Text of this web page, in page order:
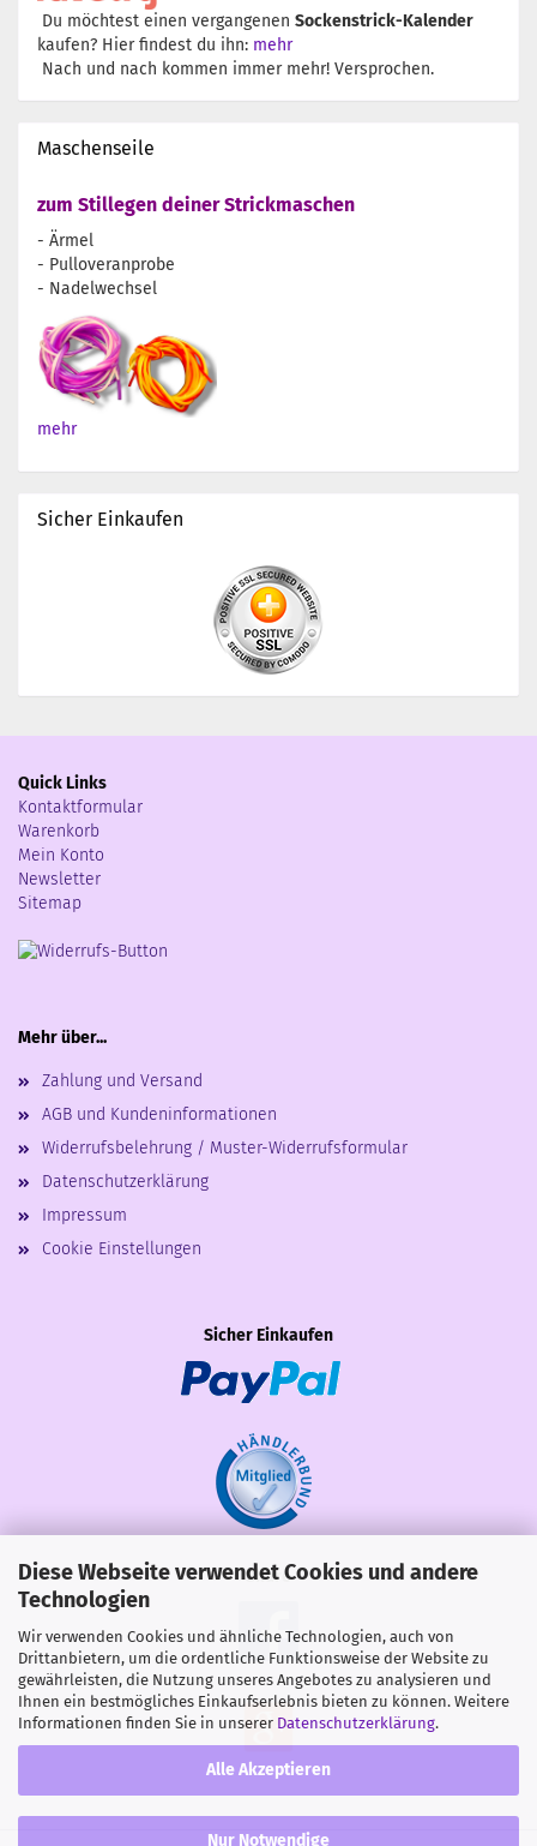
Diese Webseite verwendet Cookies und andere
Technologien
Wir verwenden Cookies und ähnliche Technologien, auch von
Drittanbietern, um die ordentliche Funktionsweise der Website zu
gewährleisten, die Nutzung unseres Angebotes zu analysieren und
Ihnen ein bestmögliches Einkaufserlebnis bieten zu können. Weitere
Informationen finden Sie in unserer Datenschutzerklärung.
Alle Akzeptieren
Nur Notwendige
Du möchtest einen vergangenen Sockenstrick-Kalender
kaufen? Hier findest du ihn: mehr
Nach und nach kommen immer mehr! Versprochen.
Maschenseile
zum Stillegen deiner Strickmaschen
- Ärmel
- Pulloveranprobe
- Nadelwechsel
mehr
Sicher Einkaufen
Quick Links
Kontaktformular
Warenkorb
Mein Konto
Newsletter
Sitemap
Mehr über...
Zahlung und Versand
AGB und Kundeninformationen
Widerrufsbelehrung / Muster-Widerrufsformular
Datenschutzerklärung
Impressum
Cookie Einstellungen
Sicher Einkaufen
Share